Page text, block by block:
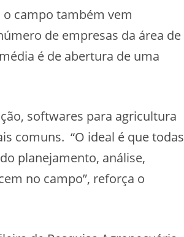
campo também vem
de empresas da área de
é de abertura de uma
softwares para agricultura
comuns. “O ideal é que todas
planejamento, análise,
no campo”, reforça o